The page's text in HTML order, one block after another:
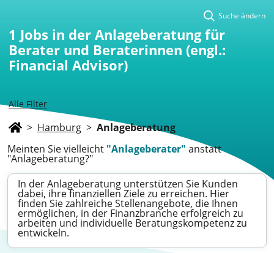
Alle Filter
Suche ändern
1 Jobs in der Anlageberatung für
Berater und Beraterinnen (engl.:
Financial Advisor)
> Hamburg > Anlageberatung
Meinten Sie vielleicht "Anlageberater" anstatt
"Anlageberatung?"
In der Anlageberatung unterstützen Sie Kunden
dabei, ihre finanziellen Ziele zu erreichen. Hier
finden Sie zahlreiche Stellenangebote, die Ihnen
ermöglichen, in der Finanzbranche erfolgreich zu
arbeiten und individuelle Beratungskompetenz zu
entwickeln.